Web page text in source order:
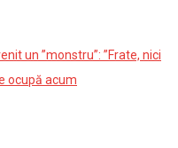
un ”monstru”: ”Frate, nici
ocupă acum